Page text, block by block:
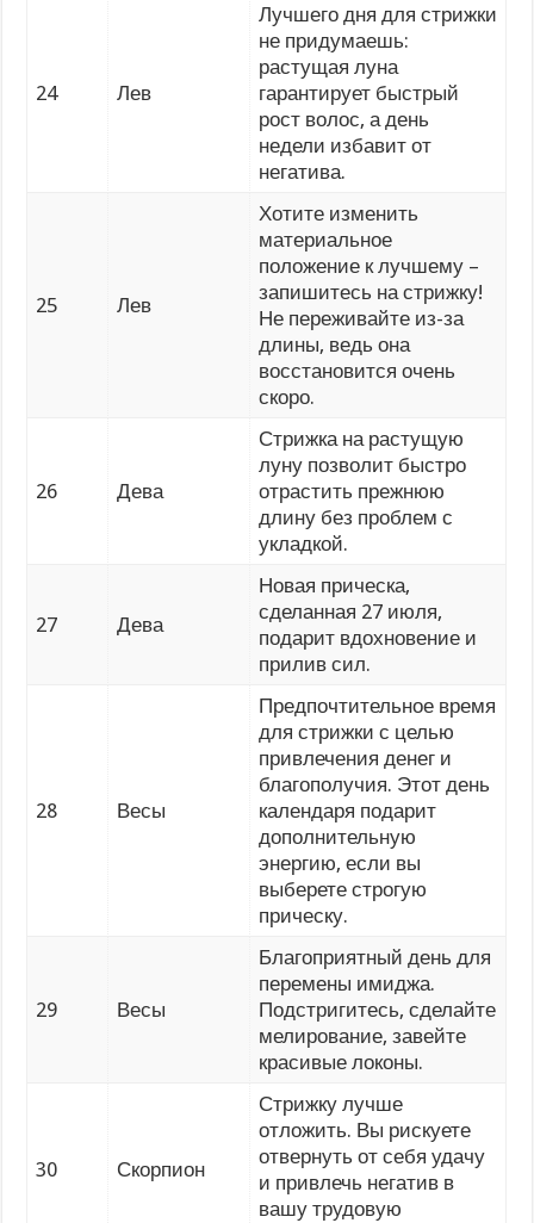
24 Лев
Лучшего дня для стрижки
не придумаешь:
растущая луна
гарантирует быстрый
рост волос, а день
недели избавит от
негатива.
25 Лев
Хотите изменить
материальное
положение к лучшему –
запишитесь на стрижку!
Не переживайте из-за
длины, ведь она
восстановится очень
скоро.
26 Дева
Стрижка на растущую
луну позволит быстро
отрастить прежнюю
длину без проблем с
укладкой.
27 Дева
Новая прическа,
сделанная 27 июля,
подарит вдохновение и
прилив сил.
28 Весы
Предпочтительное время
для стрижки с целью
привлечения денег и
благополучия. Этот день
календаря подарит
дополнительную
энергию, если вы
выберете строгую
прическу.
29 Весы
Благоприятный день для
перемены имиджа.
Подстригитесь, сделайте
мелирование, завейте
красивые локоны.
30 Скорпион
Стрижку лучше
отложить. Вы рискуете
отвернуть от себя удачу
и привлечь негатив в
вашу трудовую